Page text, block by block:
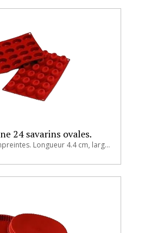
24 savarins ovales.
Moules silicones 24 empreintes. Longueur 4.4 cm, largeur 3.2 cm, hauteur 2.45 cm.